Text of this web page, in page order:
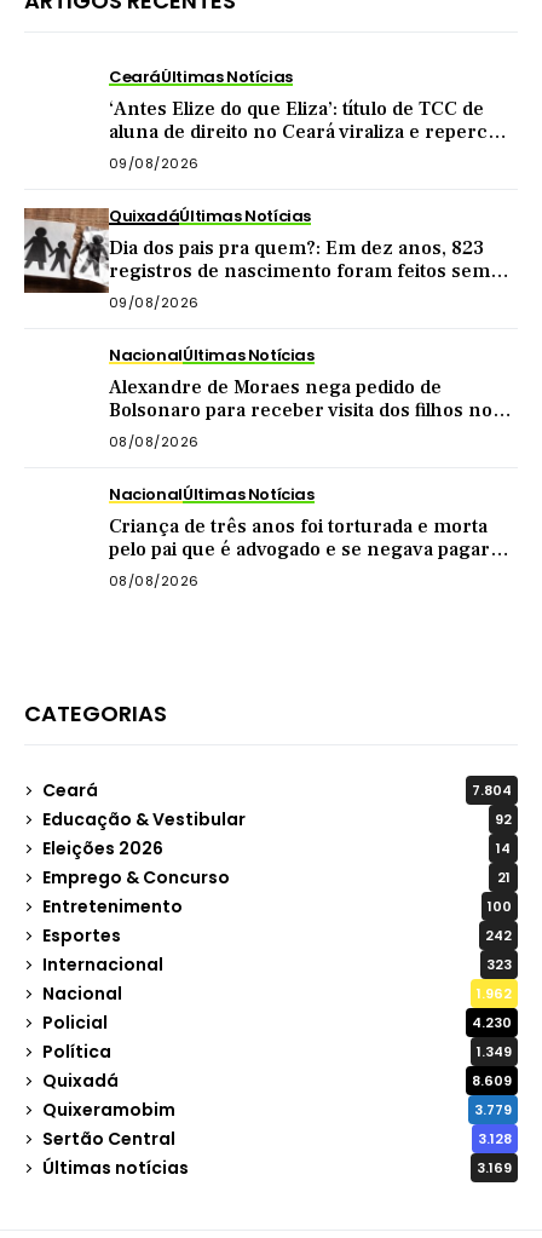
CearáÚltimas Notícias
‘Antes Elize do que Eliza’: título de TCC de
aluna de direito no Ceará viraliza e repercute
nas redes
09/08/2026
QuixadáÚltimas Notícias
Dia dos pais pra quem?: Em dez anos, 823
registros de nascimento foram feitos sem
nome do pai em Quixadá
09/08/2026
NacionalÚltimas Notícias
Alexandre de Moraes nega pedido de
Bolsonaro para receber visita dos filhos no
dia dos pais
08/08/2026
NacionalÚltimas Notícias
Criança de três anos foi torturada e morta
pelo pai que é advogado e se negava pagar
pensão
08/08/2026
CATEGORIAS
Ceará 7.804
Educação & Vestibular 92
Eleições 2026 14
Emprego & Concurso 21
Entretenimento 100
Esportes 242
Internacional 323
Nacional 1.962
Policial 4.230
Política 1.349
Quixadá 8.609
Quixeramobim 3.779
Sertão Central 3.128
Últimas notícias 3.169